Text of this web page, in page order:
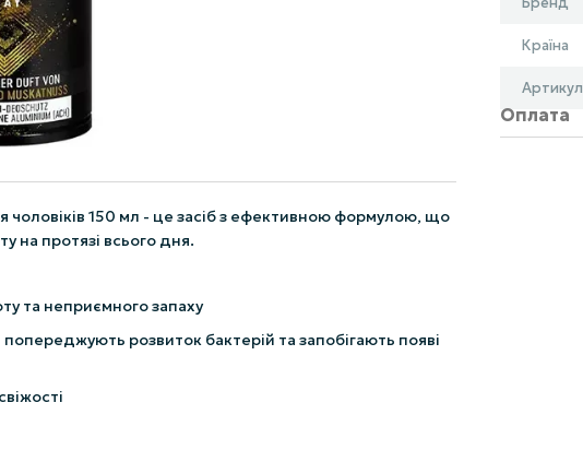
150 мл - це засіб з ефективною формулою, що
на протязі всього дня.
та неприємного запаху
розвиток бактерій та запобігають появі
Країна
Артикул
Оплата